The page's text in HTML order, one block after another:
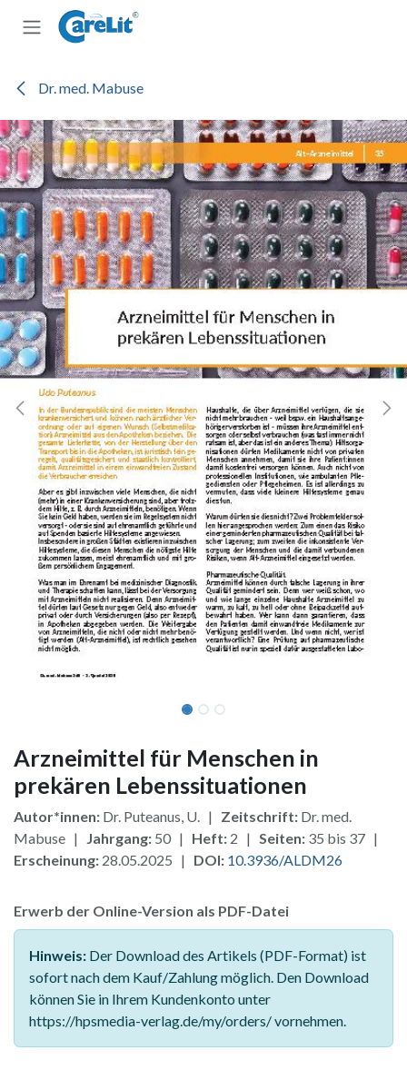
Zum Inhalt springen
Dr. med. Mabuse
Arzneimittel für Menschen in
prekären Lebenssituationen
Autor*innen: Dr. Puteanus, U. | Zeitschrift: Dr. med.
Mabuse |
Jahrgang: 50 | Heft: 2 | Seiten: 35 bis 37 |
Erscheinung: 28.05.2025 | DOI: 10.3936/ALDM26
Erwerb der Online-Version als PDF-Datei
Hinweis: Der Download des Artikels (PDF-Format) ist
sofort nach dem Kauf/Zahlung möglich. Den Download
können Sie in Ihrem Kundenkonto unter
https://hpsmedia-verlag.de/my/orders/ vornehmen.